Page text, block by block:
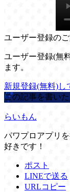
ユーザー登録の
ユーザー登録(無
ます。
新規登録(無料)し
この記事を書いた
らいもん
パワプロアプリ
好きです！
ポスト
LINEで送る
URLコピー